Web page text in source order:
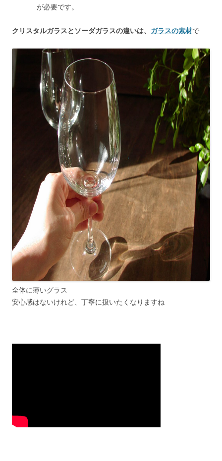
が必要です。
クリスタルガラスとソーダガラスの違いは、 ガラスの素材で
全体に薄いグラス
安心感はないけれど、丁寧に扱いたくなりますね